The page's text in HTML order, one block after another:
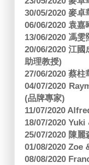
30/05/2020 麥
06/06/2020 袁
13/06/2020 馮
20/06/2020 江
助理教授)
27/06/2020 蔡
04/07/2020
(品牌專家)
11/07/2020
18/07/2020
25/07/2020 陳
01/08/2020 Zoe
08/08/2020